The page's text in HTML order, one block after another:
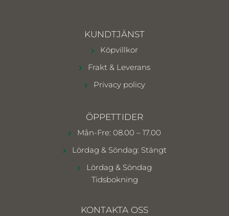
KUNDTJÄNST
Köpvillkor
Frakt & Leverans
Privacy policy
ÖPPETTIDER
Mån-Fre: 08.00 – 17.00
Lördag & Söndag: Stängt
Lördag & Söndag
Tidsbokning
KONTAKTA OSS